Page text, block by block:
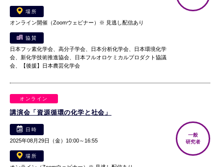
場所
オンライン開催（Zoomウェビナー）※ 見逃し配信あり
協賛
日本フッ素化学会、高分子学会、日本分析化学会、日本環境化学
会、新化学技術推進協会、日本フルオロケミカルプロダクト協議
会、【後援】日本農芸化学会
オンライン
講演会「資源循環の化学と社会」
日時
2025年08月29日（金）10:00～16:55
場所
一般
研究者